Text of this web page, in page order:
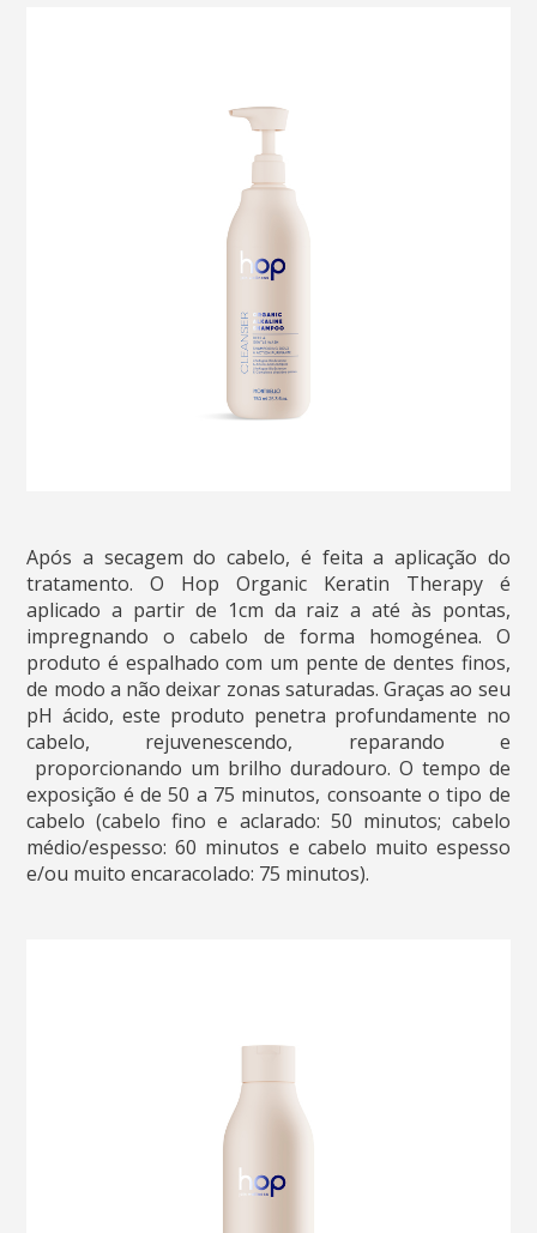
Após a secagem do cabelo, é feita a aplicação do
tratamento. O Hop Organic Keratin Therapy é
aplicado a partir de 1cm da raiz a até às pontas,
impregnando o cabelo de forma homogénea. O
produto é espalhado com um pente de dentes finos,
de modo a não deixar zonas saturadas. Graças ao seu
pH ácido, este produto penetra profundamente no
cabelo, rejuvenescendo, reparando e
proporcionando um brilho duradouro. O tempo de
exposição é de 50 a 75 minutos, consoante o tipo de
cabelo (cabelo fino e aclarado: 50 minutos; cabelo
médio/espesso: 60 minutos e cabelo muito espesso
e/ou muito encaracolado: 75 minutos).